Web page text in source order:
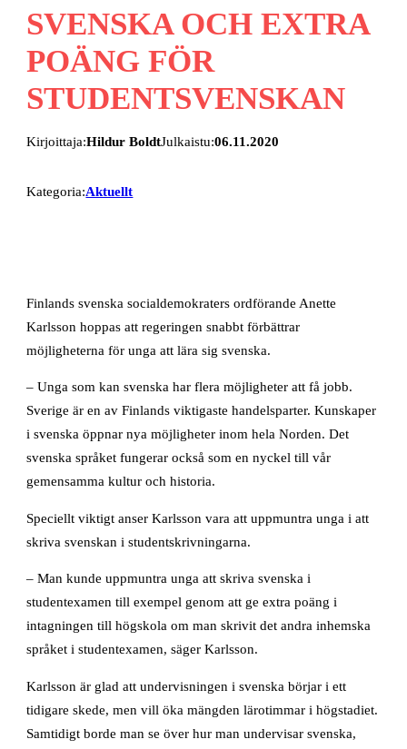
SVENSKA OCH EXTRA
POÄNG FÖR
STUDENTSVENSKAN
Kirjoittaja:Hildur BoldtJulkaistu:06.11.2020
Kategoria:Aktuellt
Finlands svenska socialdemokraters ordförande Anette
Karlsson hoppas att regeringen snabbt förbättrar
möjligheterna för unga att lära sig svenska.
– Unga som kan svenska har flera möjligheter att få jobb.
Sverige är en av Finlands viktigaste handelsparter. Kunskaper
i svenska öppnar nya möjligheter inom hela Norden. Det
svenska språket fungerar också som en nyckel till vår
gemensamma kultur och historia.
Speciellt viktigt anser Karlsson vara att uppmuntra unga i att
skriva svenskan i studentskrivningarna.
– Man kunde uppmuntra unga att skriva svenska i
studentexamen till exempel genom att ge extra poäng i
intagningen till högskola om man skrivit det andra inhemska
språket i studentexamen, säger Karlsson.
Karlsson är glad att undervisningen i svenska börjar i ett
tidigare skede, men vill öka mängden lärotimmar i högstadiet.
Samtidigt borde man se över hur man undervisar svenska,